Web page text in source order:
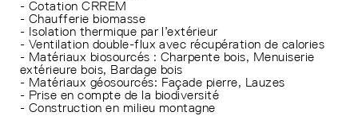
- Cotation CRREM
- Chaufferie biomasse
- Isolation thermique par l’extérieur
- Ventilation double-flux avec récupération de calories
- Matériaux biosourcés : Charpente bois, Menuiserie
extérieure bois, Bardage bois
- Matériaux géosourcés: Façade pierre, Lauzes
- Prise en compte de la biodiversité
- Construction en milieu montagne